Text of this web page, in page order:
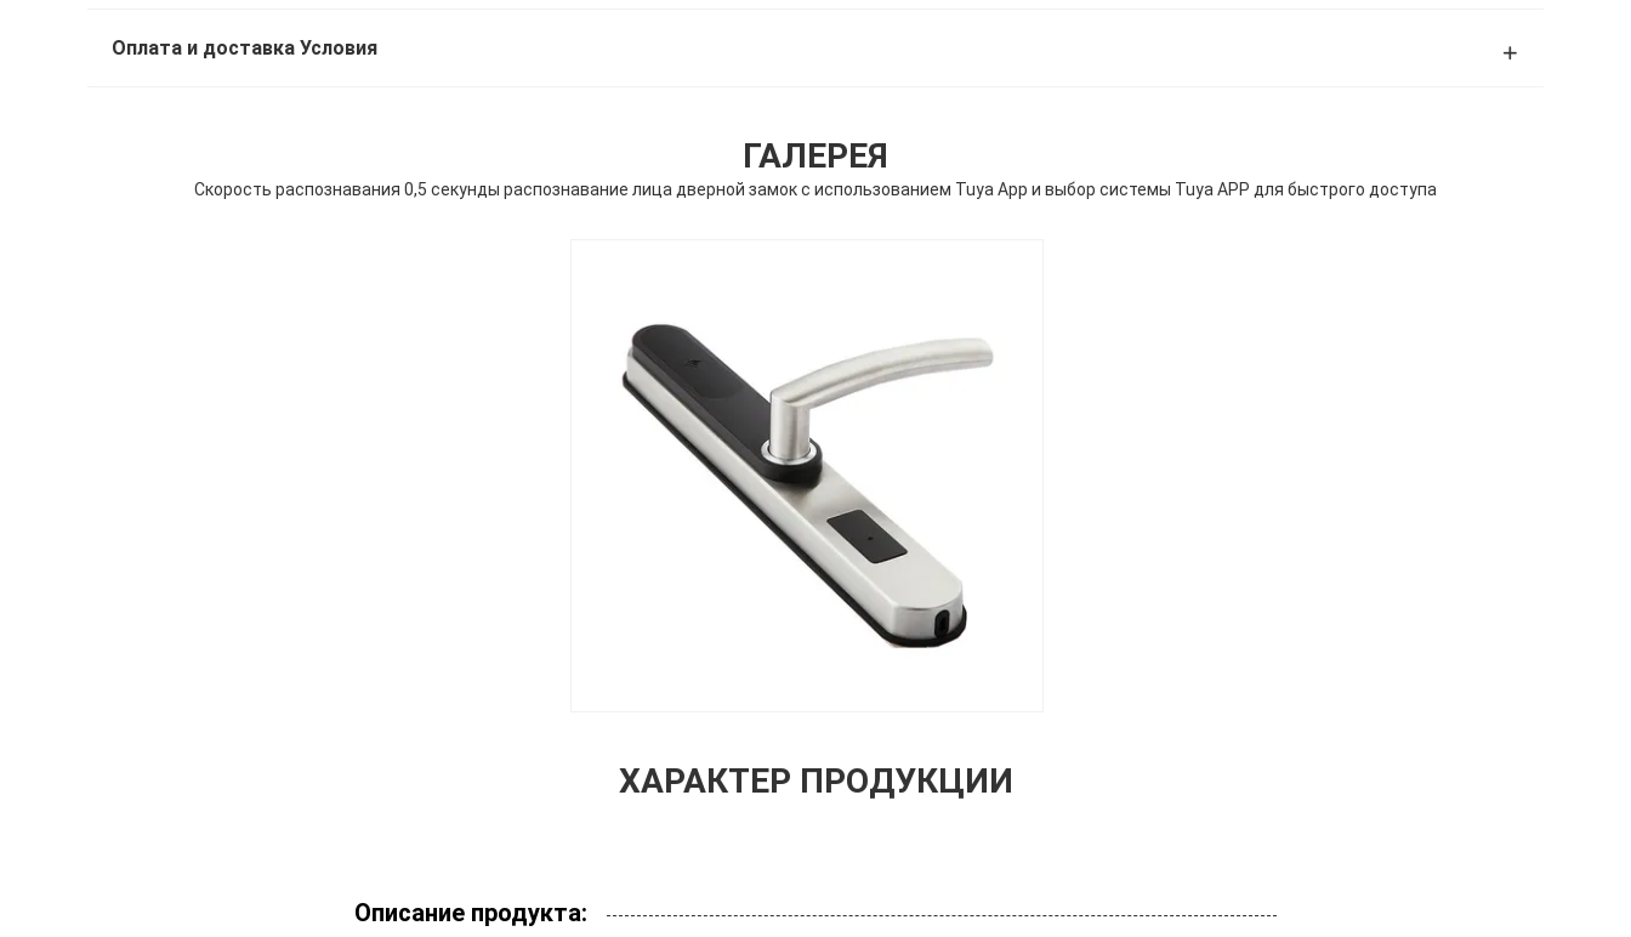
Оплата и доставка Условия
ГАЛЕРЕЯ
Скорость распознавания 0,5 секунды распознавание лица дверной замок с использованием Tuya App и выбор системы Tuya APP для быстрого доступа
ХАРАКТЕР ПРОДУКЦИИ
Описание продукта: